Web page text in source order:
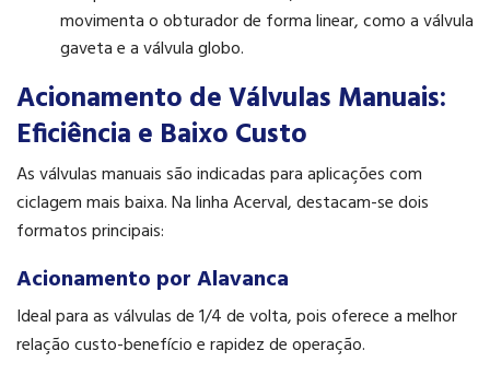
movimenta o obturador de forma linear, como a válvula
gaveta e a válvula globo.
Acionamento de Válvulas Manuais:
Eficiência e Baixo Custo
As válvulas manuais são indicadas para aplicações com
ciclagem mais baixa. Na linha Acerval, destacam-se dois
formatos principais:
Acionamento por Alavanca
Ideal para as válvulas de 1/4 de volta, pois oferece a melhor
relação custo-benefício e rapidez de operação.